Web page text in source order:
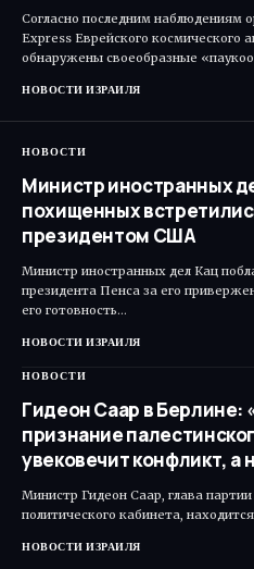
Согласно последним наблюдениям
Express Еврейского космического
обнаружены своеобразные
НОВОСТИ ИЗРАИЛЯ
НОВОСТИ
Министр иностранных
похищенных
президентом США
Министр иностранных дел Кац
президента Пенса за его
его готовность…
НОВОСТИ ИЗРАИЛЯ
НОВОСТИ
Гидеон Саар в
признание
увековечит конфликт, а
Министр Гидеон Саар, глава
политического кабинета,
НОВОСТИ ИЗРАИЛЯ